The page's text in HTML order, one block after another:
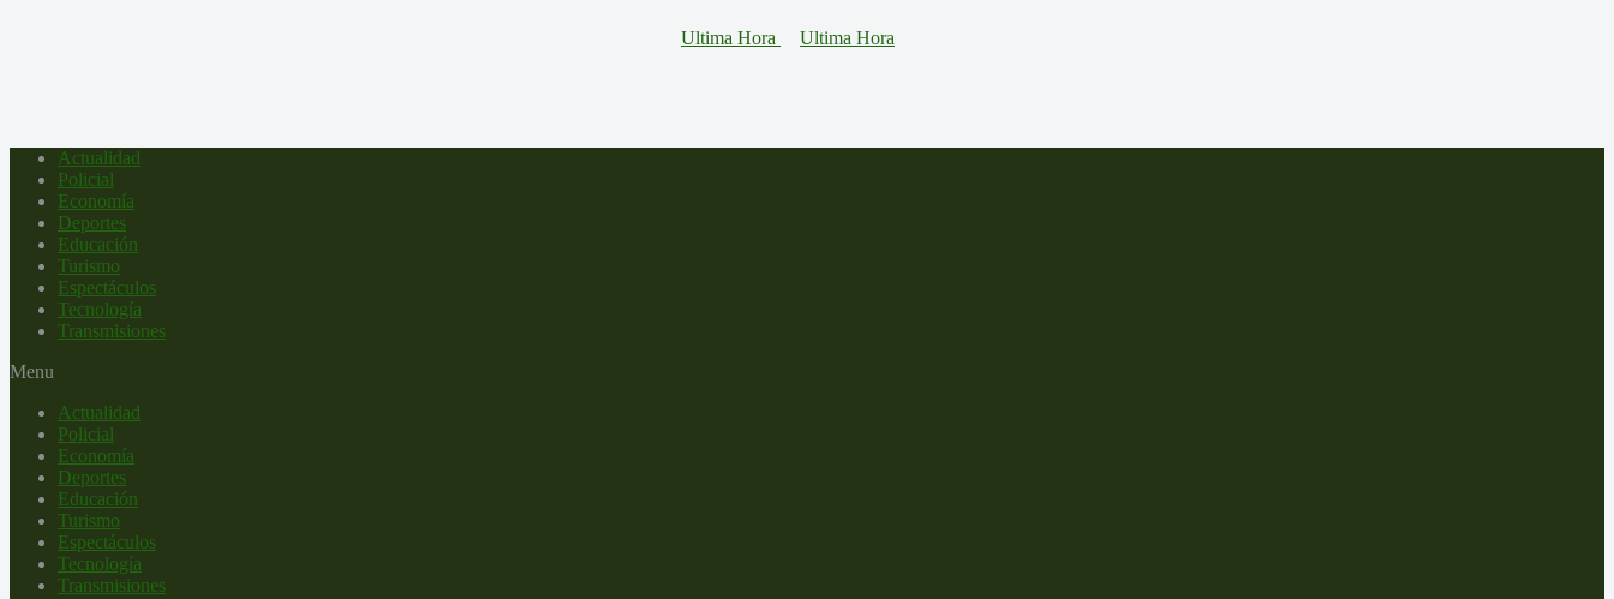
Actualidad
Policial
Economía
Deportes
Educación
Turismo
Espectáculos
Tecnología
Transmisiones
Menu
Actualidad
Policial
Economía
Deportes
Educación
Turismo
Espectáculos
Tecnología
Transmisiones